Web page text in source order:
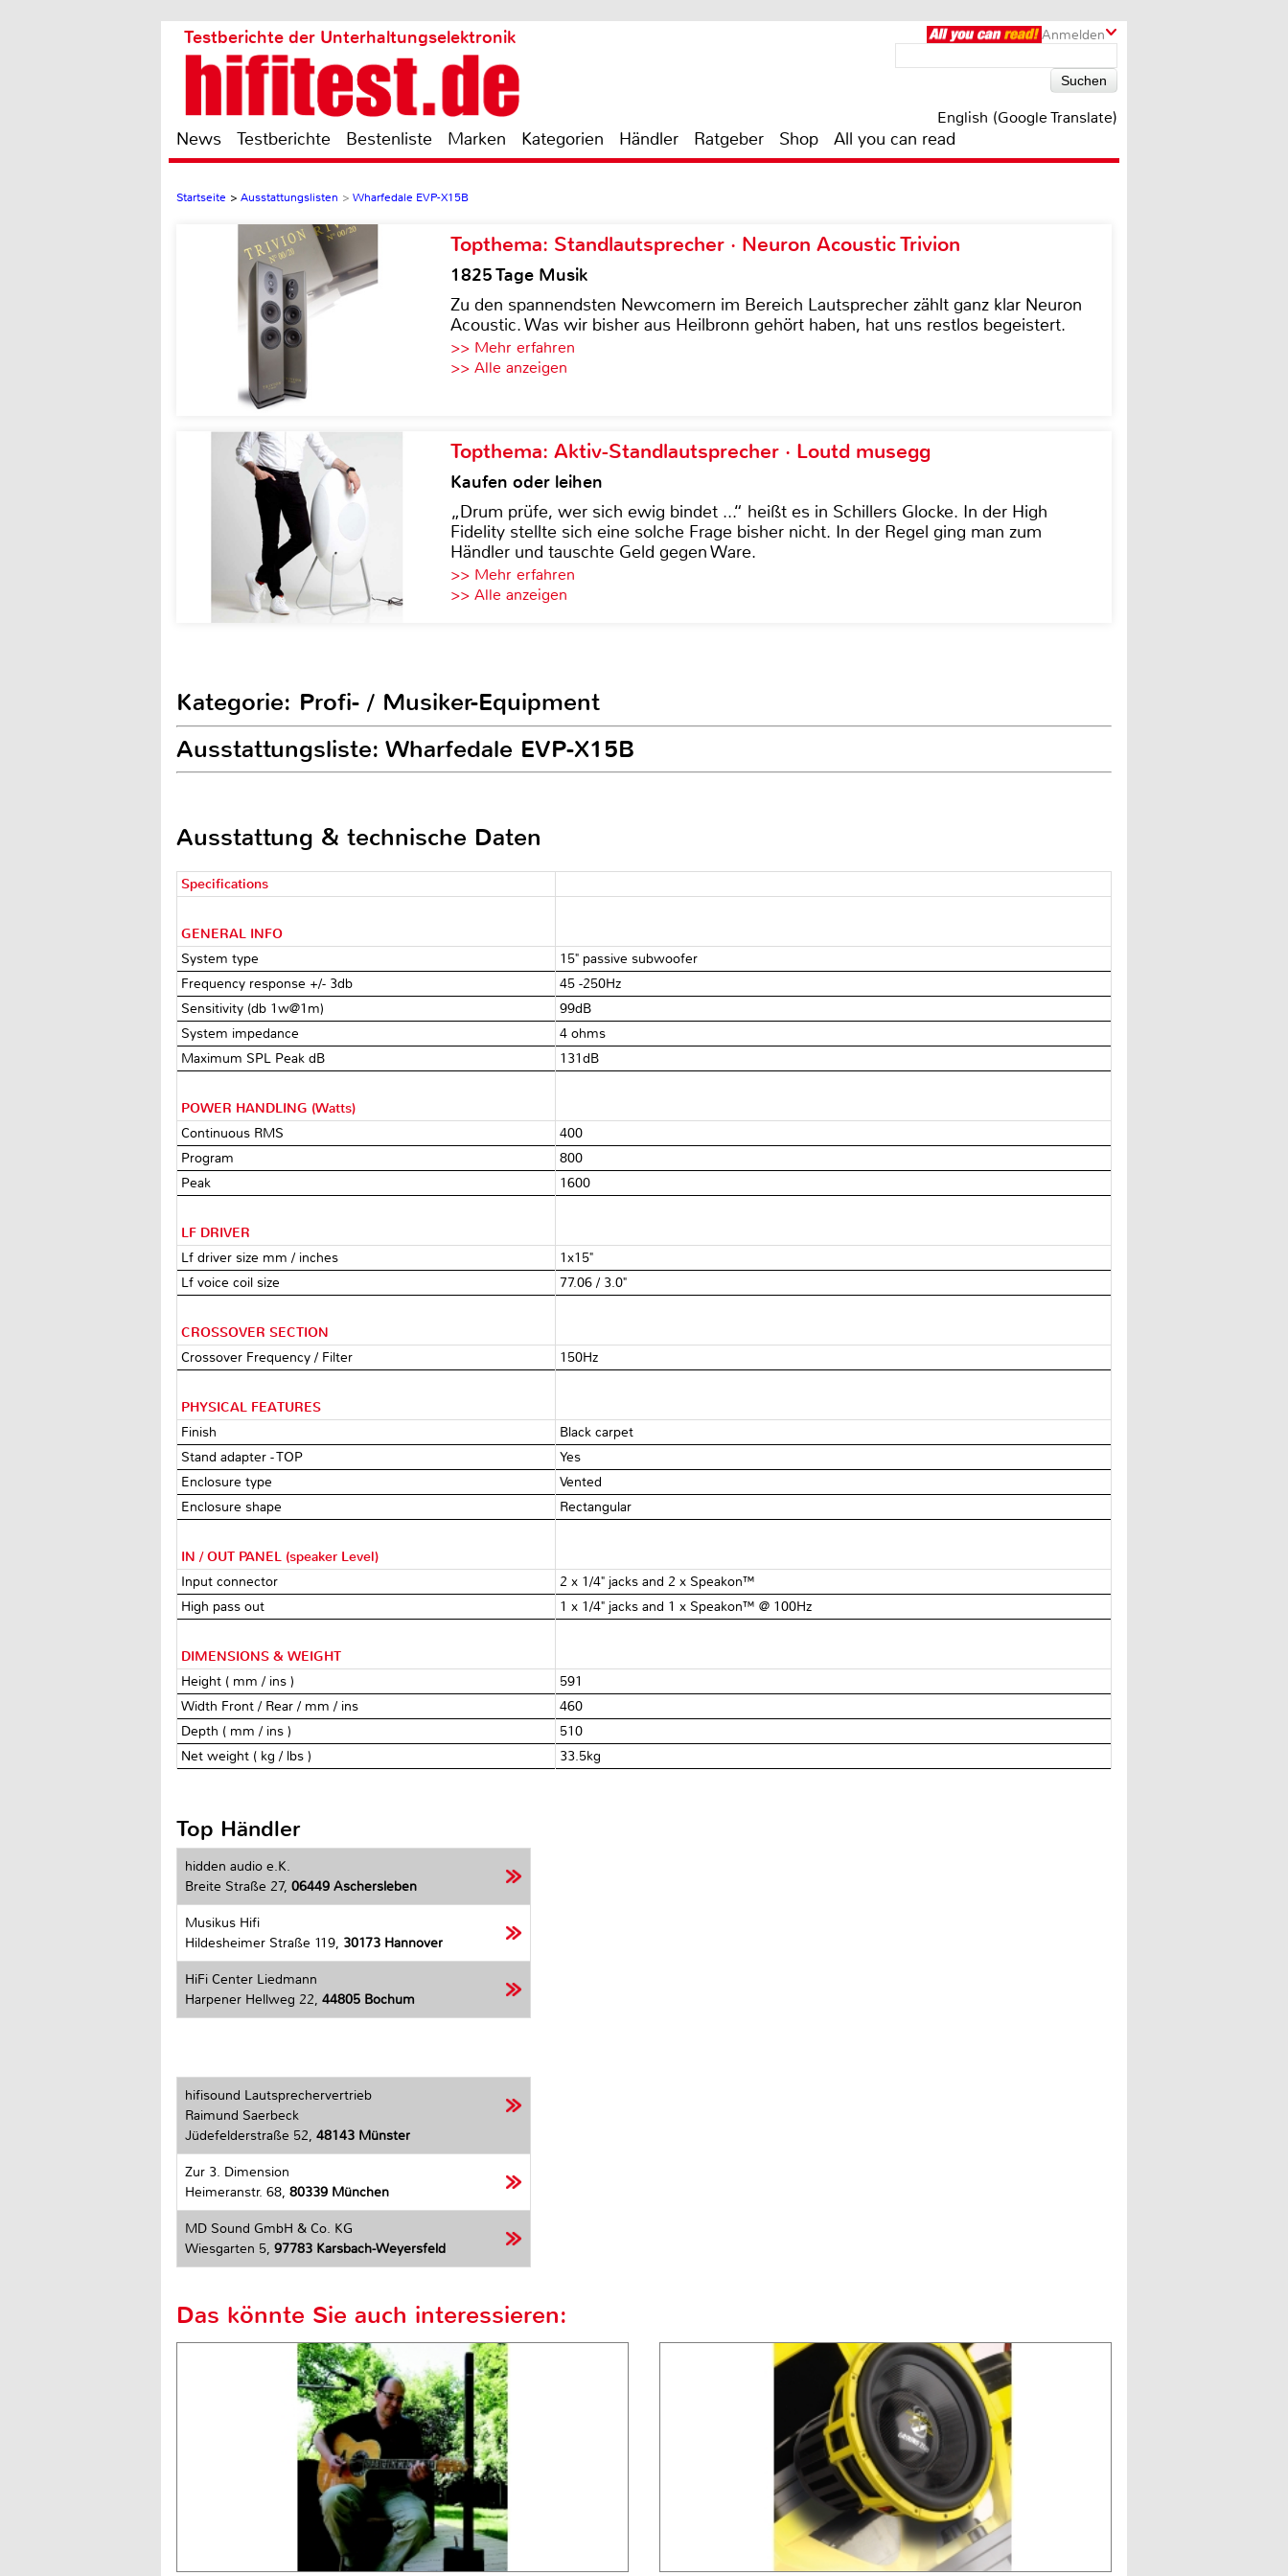
Anmelden
Testberichte der Unterhaltungselektronik
English (Google Translate)
News Testberichte Bestenliste Marken Kategorien Händler Ratgeber Shop All you can read
Startseite > Ausstattungslisten > Wharfedale EVP-X15B
Topthema: Standlautsprecher · Neuron Acoustic Trivion
1825 Tage Musik
Zu den spannendsten Newcomern im Bereich Lautsprecher zählt ganz klar Neuron
Acoustic. Was wir bisher aus Heilbronn gehört haben, hat uns restlos begeistert.
>> Mehr erfahren
>> Alle anzeigen
Topthema: Aktiv-Standlautsprecher · Loutd musegg
Kaufen oder leihen
„Drum prüfe, wer sich ewig bindet ...“ heißt es in Schillers Glocke. In der High
Fidelity stellte sich eine solche Frage bisher nicht. In der Regel ging man zum
Händler und tauschte Geld gegen Ware.
>> Mehr erfahren
>> Alle anzeigen
Kategorie: Profi- / Musiker-Equipment
Ausstattungsliste: Wharfedale EVP-X15B
Ausstattung & technische Daten
Specifications
GENERAL INFO
System type
15" passive subwoofer
Frequency response +/- 3db
45 -250Hz
Sensitivity (db 1w@1m)
99dB
System impedance
4 ohms
Maximum SPL Peak dB
131dB
POWER HANDLING (Watts)
Continuous RMS
400
Program
800
Peak
1600
LF DRIVER
Lf driver size mm / inches
1x15"
Lf voice coil size
77.06 / 3.0"
CROSSOVER SECTION
Crossover Frequency / Filter
150Hz
PHYSICAL FEATURES
Finish
Black carpet
Stand adapter - TOP
Yes
Enclosure type
Vented
Enclosure shape
Rectangular
IN / OUT PANEL (speaker Level)
Input connector
2 x 1/4" jacks and 2 x Speakon™
High pass out
1 x 1/4" jacks and 1 x Speakon™ @ 100Hz
DIMENSIONS & WEIGHT
Height ( mm / ins )
591
Width Front / Rear / mm / ins
460
Depth ( mm / ins )
510
Net weight ( kg / lbs )
33.5kg
Top Händler
hidden audio e.K.
Breite Straße 27, 06449 Aschersleben
Musikus Hifi
Hildesheimer Straße 119, 30173 Hannover
HiFi Center Liedmann
Harpener Hellweg 22, 44805 Bochum
hifisound Lautsprechervertrieb
Raimund Saerbeck
Jüdefelderstraße 52, 48143 Münster
Zur 3. Dimension
Heimeranstr. 68, 80339 München
MD Sound GmbH & Co. KG
Wiesgarten 5, 97783 Karsbach-Weyersfeld
Das könnte Sie auch interessieren: